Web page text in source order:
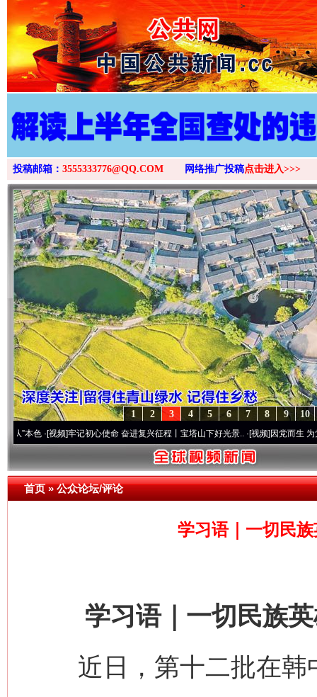
>
投稿邮箱： 3555333776@QQ.COM 网络推广投稿点击进入>>>
10
9
8
7
6
5
4
3
2
1
·[视频]牢记初心使命 奋进复兴征程丨宝塔山下好光景..·[视频]因党而生 为党而战——
首页»公众论坛/评论
学习语｜一切民
学习语｜一切民族英
近日，第十二批在韩